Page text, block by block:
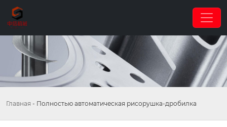
Главная - Полностью автоматическая рисорушка-дробилка